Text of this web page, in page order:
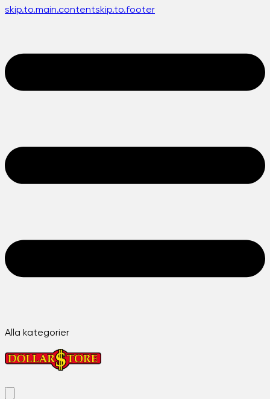
skip.to.main.contentskip.to.footer
Alla kategorier